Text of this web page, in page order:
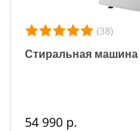
(38)
Стиральная машина
54 990 р.